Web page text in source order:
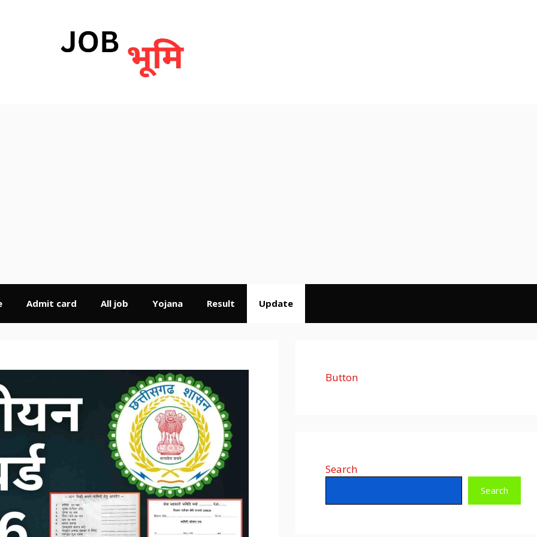
Admit card All job Yojana Result Update
Button
Search
Search